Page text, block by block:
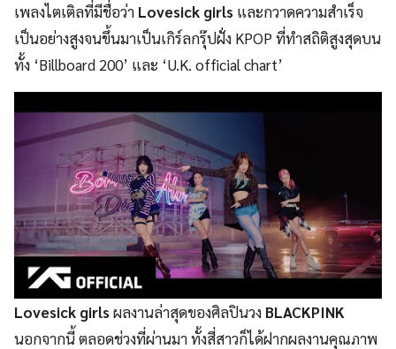
เพลงไตเติลที่มีชื่อว่า Lovesick girls และกวาดความสำเร็จ
เป็นอย่างสูงจนขึ้นมาเป็นเกิร์ลกรุ๊ปฝั่ง KPOP ที่ทำสถิติสูงสุดบน
ทั้ง ‘Billboard 200’ และ ‘U.K. official chart’
Lovesick girlsผลงานล่าสุดของศิลปินวง BLACKPINK
นอกจากนี้ ตลอดช่วงที่ผ่านมา ทั้งสี่สาวก็ได้ฝากผลงานคุณภาพ